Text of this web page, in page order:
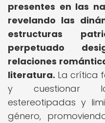
presentes en las
revelando las
estructuras
perpetuado
relaciones
literatura. La crítica
y cuestionar
estereotipadas y
género,